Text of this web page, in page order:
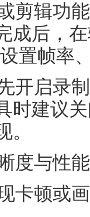
剪辑功
成后，
置帧率
开启录
时建议
度与性
卡顿或